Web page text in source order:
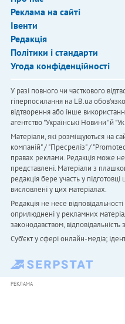
Реклама на сайті
Івенти
Редакція
Політики і стандарти
Угода конфіденційності
У разі повного чи часткового
гіперпосилання на LB.ua
відтворення або інше
агентство "Українськi Новини" й
Матеріали, які розміщуються на
компаній" / "Пресреліз" /
правах реклами. Редакція може
представлені. Матеріали з
редакція бере участь у
висловлені у цих матеріалах.
Редакція не несе
оприлюднені у рекламних
законодавством,
Cуб'єкт у сфері онлайн-медіа;
РЕКЛАМА